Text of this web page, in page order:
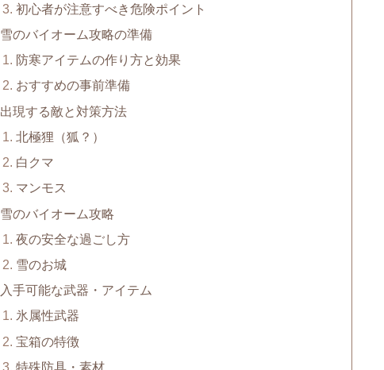
初心者が注意すべき危険ポイント
雪のバイオーム攻略の準備
防寒アイテムの作り方と効果
おすすめの事前準備
出現する敵と対策方法
北極狸（狐？）
白クマ
マンモス
雪のバイオーム攻略
夜の安全な過ごし方
雪のお城
入手可能な武器・アイテム
氷属性武器
宝箱の特徴
特殊防具・素材